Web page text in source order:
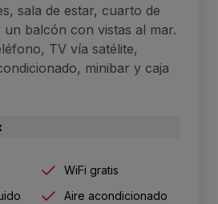
sala de estar, cuarto de
balcón con vistas al mar.
TV vía satélite,
minibar y caja
WiFi gratis
Aire acondicionado